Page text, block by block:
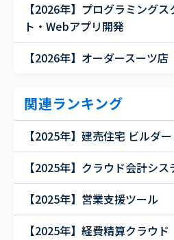
【2026年】プログラミング
ト・Webアプリ開発
【2026年】オーダースーツ店
関連ランキング
【2025年】建売住宅 ビルダー
【2025年】クラウド会計シス
【2025年】営業支援ツール
【2025年】経費精算クラウド